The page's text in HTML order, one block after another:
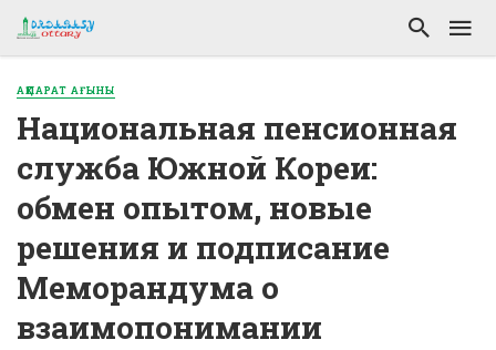
АҚПАРАТ АҒЫНЫ
Национальная пенсионная
служба Южной Кореи:
обмен опытом, новые
решения и подписание
Меморандума о
взаимопонимании